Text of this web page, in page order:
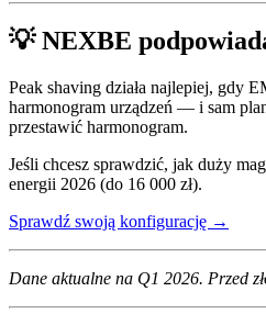
💡 NEXBE
Peak shaving działa najlepiej, gdy
harmonogram urządzeń — i sam
przestawić harmonogram.
Jeśli chcesz sprawdzić, jak duży
energii 2026 (do 16 000 zł).
Sprawdź swoją konfigurację →
Dane aktualne na Q1 2026. Przed